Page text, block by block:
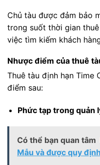
Chủ tàu được đảm bảo
trong suốt thời gian
việc tìm kiếm khách
Nhược điểm của thuê
Thuê tàu định hạn Time
điểm sau:
Phức tạp trong quản
Có thể bạn quan tâm
Mẫu và được quy